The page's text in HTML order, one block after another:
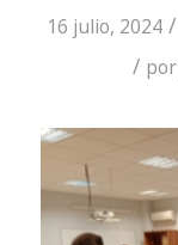
16 julio, 2024 /
/ por